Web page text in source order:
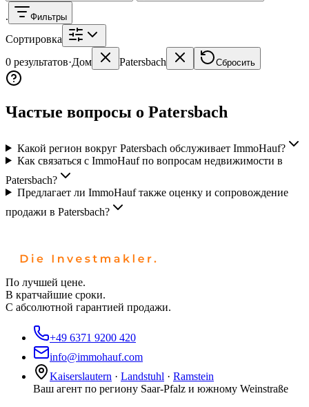
.
Фильтры
Сортировка
0 результатов·Дом Patersbach Сбросить
Частые вопросы о Patersbach
Какой регион вокруг Patersbach обслуживает ImmoHauf?
Как связаться с ImmoHauf по вопросам недвижимости в
Patersbach?
Предлагает ли ImmoHauf также оценку и сопровождение
продажи в Patersbach?
По лучшей цене.
В кратчайшие сроки.
С абсолютной гарантией продажи.
+49 6371 9200 420
info@immohauf.com
Kaiserslautern · Landstuhl · Ramstein
Ваш агент по региону Saar-Pfalz и южному Weinstraße